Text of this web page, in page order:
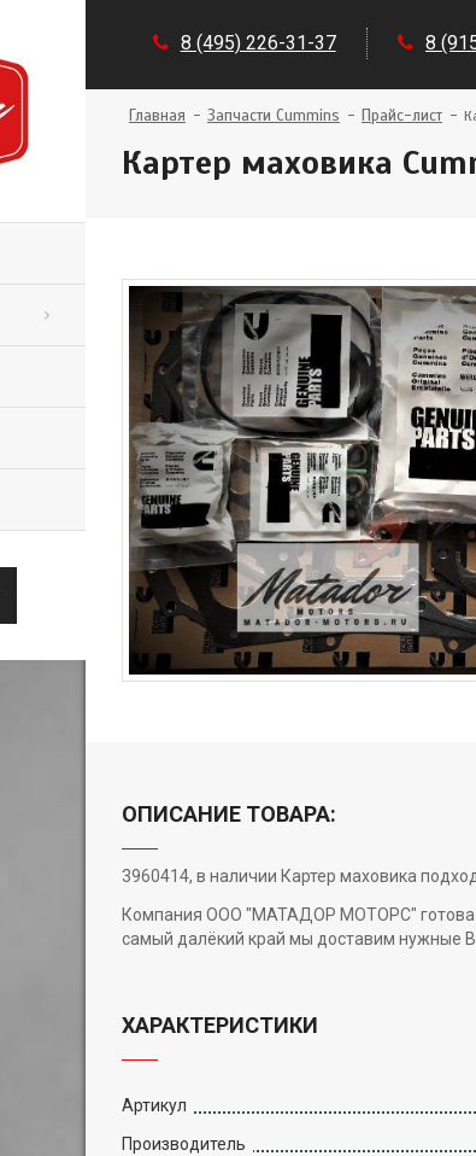
8 (495) 226-31-37 8
Главная Запчасти Cummins Прайс-лист
Картер маховика
ОПИСАНИЕ ТОВАРА:
3960414, в наличии Картер маховика
Компания ООО "МАТАДОР МОТОРС" готова
самый далёкий край мы доставим нужные
ХАРАКТЕРИСТИКИ
Артикул
Производитель